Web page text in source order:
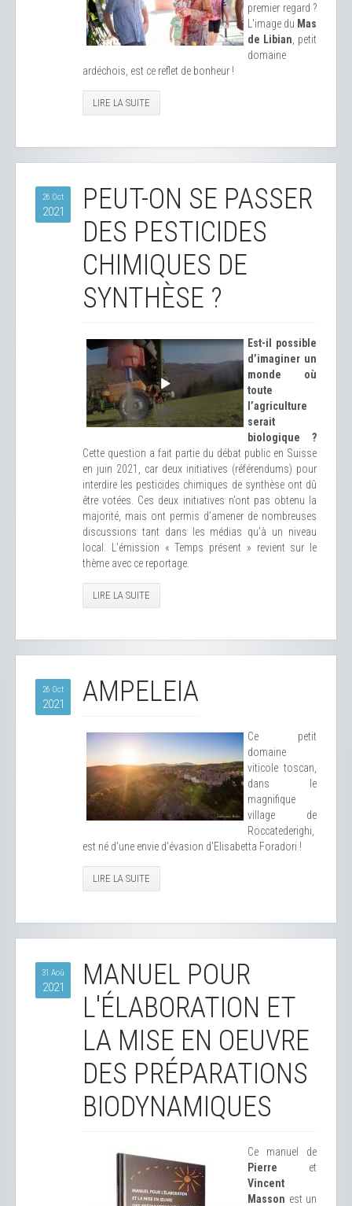
premier regard ?
L'image du Mas
de Libian , petit
domaine
ardéchois, est ce reflet de bonheur !
LIRE LA SUITE
26 Oct
2021
PEUT-ON SE PASSER
DES PESTICIDES
CHIMIQUES DE
SYNTHÈSE ?
Est-il possible
d’imaginer un
monde où
toute
l’agriculture
serait
biologique ?
Cette question a fait partie du débat public en Suisse
en juin 2021, car deux initiatives (référendums) pour
interdire les pesticides chimiques de synthèse ont dû
être votées. Ces deux initiatives n’ont pas obtenu la
majorité, mais ont permis d’amener de nombreuses
discussions tant dans les médias qu’à un niveau
local. L’émission « Temps présent » revient sur le
thème avec ce reportage.
LIRE LA SUITE
26 Oct
2021 AMPELEIA
Ce petit
domaine
viticole toscan,
dans le
magnifique
village de
Roccatederighi,
est né d'une envie d'évasion d'Elisabetta Foradori !
LIRE LA SUITE
31 Aoû
2021
MANUEL POUR
L'ÉLABORATION ET
LA MISE EN OEUVRE
DES PRÉPARATIONS
BIODYNAMIQUES
Ce manuel de
Pierre et
Vincent
Masson est un